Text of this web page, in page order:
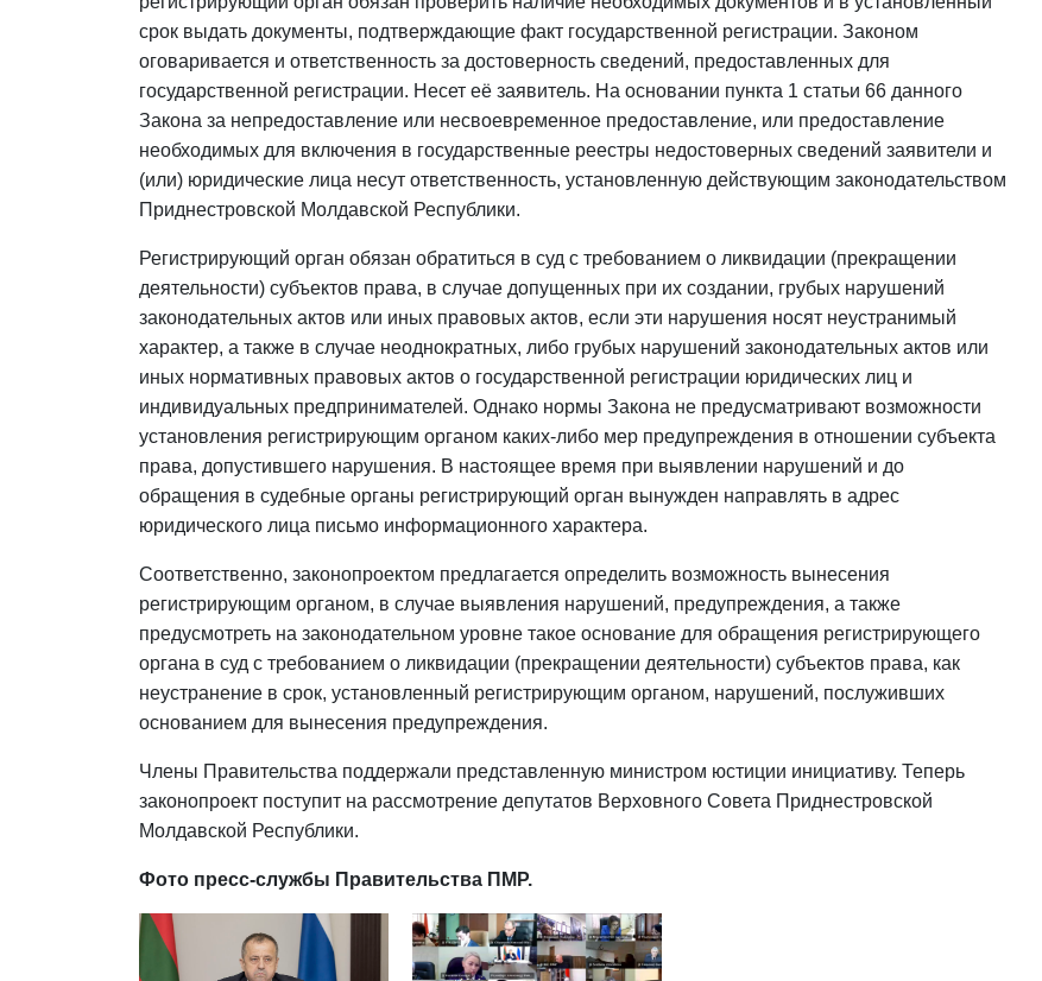
срок выдать документы, подтверждающие факт государственной регистрации. Законом
оговаривается и ответственность за достоверность сведений, предоставленных для
государственной регистрации. Несет её заявитель. На основании пункта 1 статьи 66 данного
Закона за непредоставление или несвоевременное предоставление, или предоставление
необходимых для включения в государственные реестры недостоверных сведений заявители и
(или) юридические лица несут ответственность, установленную действующим законодательством
Приднестровской Молдавской Республики.
Регистрирующий орган обязан обратиться в суд с требованием о ликвидации (прекращении
деятельности) субъектов права, в случае допущенных при их создании, грубых нарушений
законодательных актов или иных правовых актов, если эти нарушения носят неустранимый
характер, а также в случае неоднократных, либо грубых нарушений законодательных актов или
иных нормативных правовых актов о государственной регистрации юридических лиц и
индивидуальных предпринимателей. Однако нормы Закона не предусматривают возможности
установления регистрирующим органом каких-либо мер предупреждения в отношении субъекта
права, допустившего нарушения. В настоящее время при выявлении нарушений и до
обращения в судебные органы регистрирующий орган вынужден направлять в адрес
юридического лица письмо информационного характера.
Соответственно, законопроектом предлагается определить возможность вынесения
регистрирующим органом, в случае выявления нарушений, предупреждения, а также
предусмотреть на законодательном уровне такое основание для обращения регистрирующего
органа в суд с требованием о ликвидации (прекращении деятельности) субъектов права, как
неустранение в срок, установленный регистрирующим органом, нарушений, послуживших
основанием для вынесения предупреждения.
Члены Правительства поддержали представленную министром юстиции инициативу. Теперь
законопроект поступит на рассмотрение депутатов Верховного Совета Приднестровской
Молдавской Республики.
Фото пресс-службы Правительства ПМР.